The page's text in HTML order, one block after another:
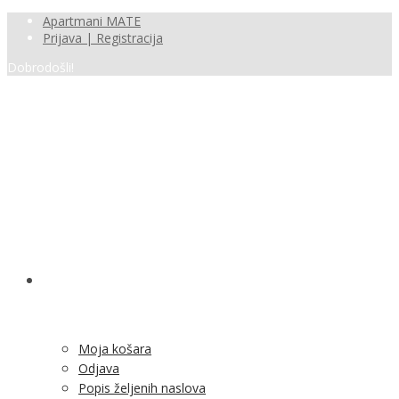
Apartmani MATE
Prijava | Registracija
Dobrodošli!
Moja košara
Odjava
Popis željenih naslova